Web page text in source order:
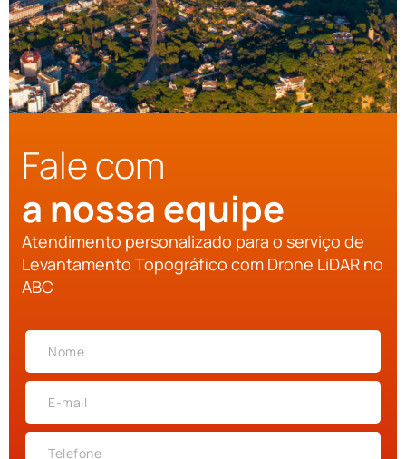
Fale com
a nossa equipe
Atendimento personalizado para o serviço de
Levantamento Topográfico com Drone LiDAR no
ABC